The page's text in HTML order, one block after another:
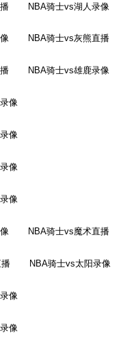
NBA骑士vs湖人录像
NBA骑士vs灰熊直播
NBA骑士vs雄鹿录像
像
像
像
像
NBA骑士vs魔术直播
NBA骑士vs太阳录像
像
像